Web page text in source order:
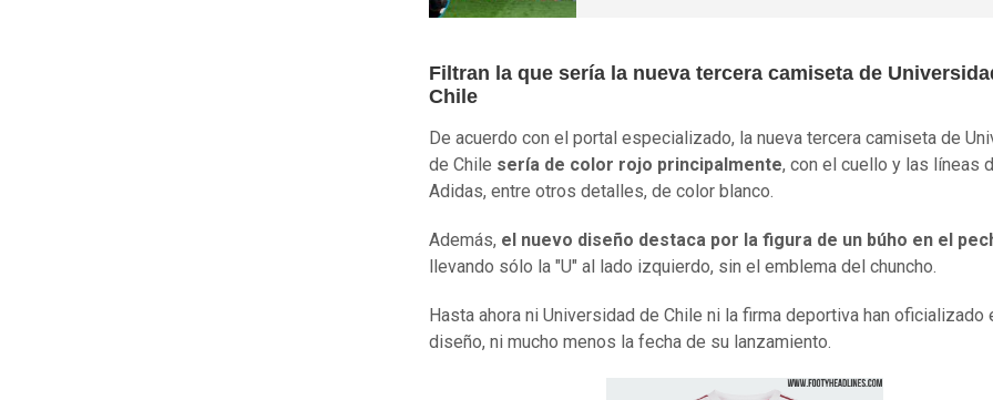
Filtran la que sería la nueva tercera camiseta de
Chile
De acuerdo con el portal especializado, la nueva tercera camiseta de
de Chile sería de color rojo principalmente, con el cuello y las líneas
Adidas, entre otros detalles, de color blanco.
Además, el nuevo diseño destaca por la figura de un búho en el
llevando sólo la "U" al lado izquierdo, sin el emblema del chuncho.
Hasta ahora ni Universidad de Chile ni la firma deportiva han oficializado
diseño, ni mucho menos la fecha de su lanzamiento.